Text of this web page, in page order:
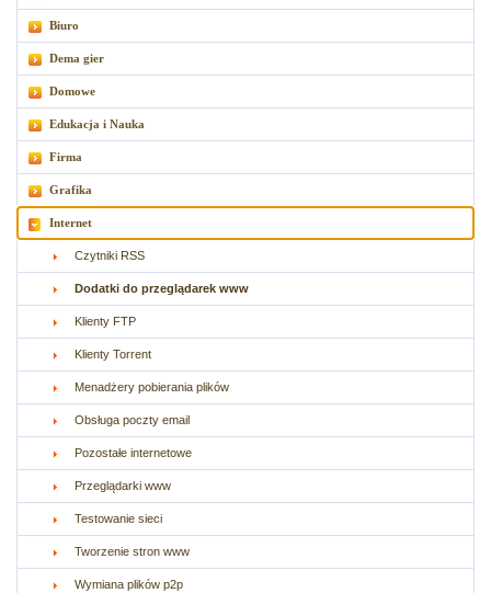
Biuro
Dema gier
Domowe
Edukacja i Nauka
Firma
Grafika
Internet
Czytniki RSS
Dodatki do przeglądarek www
Klienty FTP
Klienty Torrent
Menadżery pobierania plików
Obsługa poczty email
Pozostałe internetowe
Przeglądarki www
Testowanie sieci
Tworzenie stron www
Wymiana plików p2p